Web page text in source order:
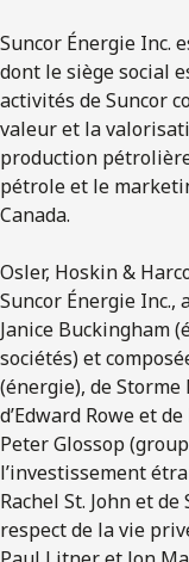
Suncor Énergie Inc.
dont le siège social
activités de Suncor
valeur et la
production
pétrole et le
Canada.
Osler, Hoskin &
Suncor Énergie Inc.,
Janice Buckingham
sociétés) et
(énergie), de Storme
d’Edward Rowe et
Peter Glossop
l’investissement
Rachel St. John et
respect de la vie